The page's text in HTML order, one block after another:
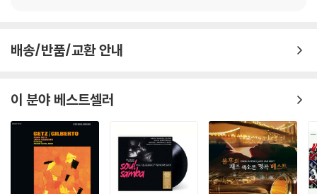
배송/반품/교환 안내
이 분야 베스트셀러